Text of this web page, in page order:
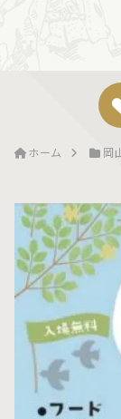
ホーム 岡